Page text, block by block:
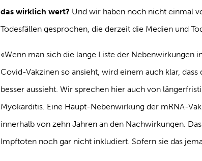
das wirklich wert? Und wir haben noch nicht einmal
Todesfällen gesprochen, die derzeit die Medien und
«Wenn man sich die lange Liste der Nebenwirkungen
Covid-Vakzinen so ansieht, wird einem auch klar,
besser aussieht. Wir sprechen hier auch von
Myokarditis. Eine Haupt-Nebenwirkung der mRNA-
innerhalb von zehn Jahren an den Nachwirkungen.
Impftoten noch gar nicht inkludiert. Sofern sie das